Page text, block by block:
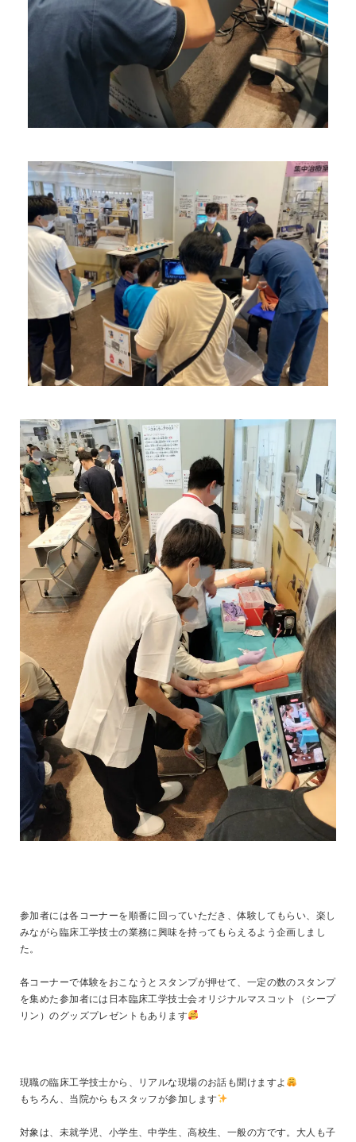
参加者には各コーナーを順番に回っていただき、体験してもらい、楽し
みながら臨床工学技士の業務に興味を持ってもらえるよう企画しまし
た。
各コーナーで体験をおこなうとスタンプが押せて、一定の数のスタンプ
を集めた参加者には日本臨床工学技士会オリジナルマスコット（シープ
リン）のグッズプレゼントもあります
現職の臨床工学技士から、リアルな現場のお話も聞けますよ
もちろん、当院からもスタッフが参加します
対象は、未就学児、小学生、中学生、高校生、一般の方です。大人も子